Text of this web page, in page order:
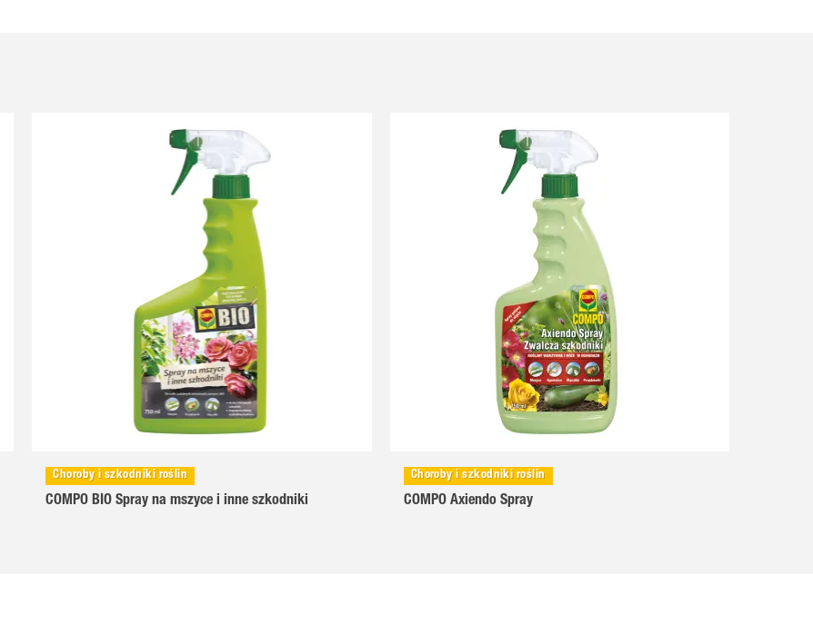
Choroby i szkodniki roślin
COMPO BIO Spray na mszyce i inne szkodniki
Choroby i szkodniki roślin
COMPO Axiendo Spray